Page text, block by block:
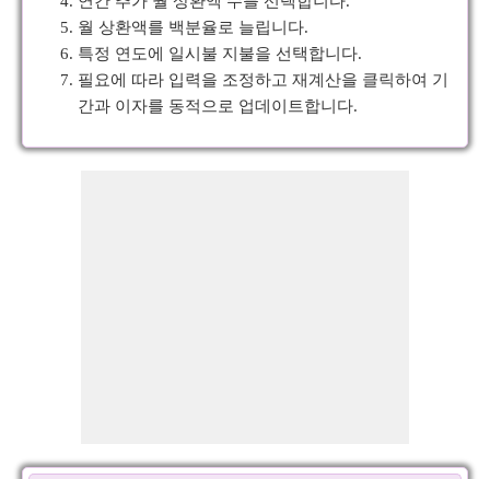
월 상환액를 백분율로 늘립니다.
특정 연도에 일시불 지불을 선택합니다.
필요에 따라 입력을 조정하고 재계산을 클릭하여 기
간과 이자를 동적으로 업데이트합니다.